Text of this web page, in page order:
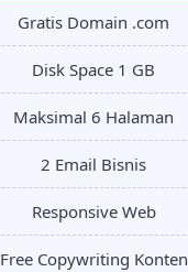
Gratis Domain .com
Disk Space 1 GB
Maksimal 6 Halaman
2 Email Bisnis
Responsive Web
Free Copywriting Konten